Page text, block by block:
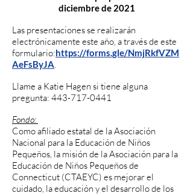
diciembre de 2021
Las presentaciones se realizarán
electrónicamente este año, a través de este
formulario:https://forms.gle/NmjRkfVZM
AeFsByJA.
Llame a Katie Hagen si tiene alguna
pregunta: 443-717-0441
Fondo:
Como afiliado estatal de la Asociación
Nacional para la Educación de Niños
Pequeños, la misión de la Asociación para la
Educación de Niños Pequeños de
Connecticut (CTAEYC) es mejorar el
cuidado, la educación y el desarrollo de los